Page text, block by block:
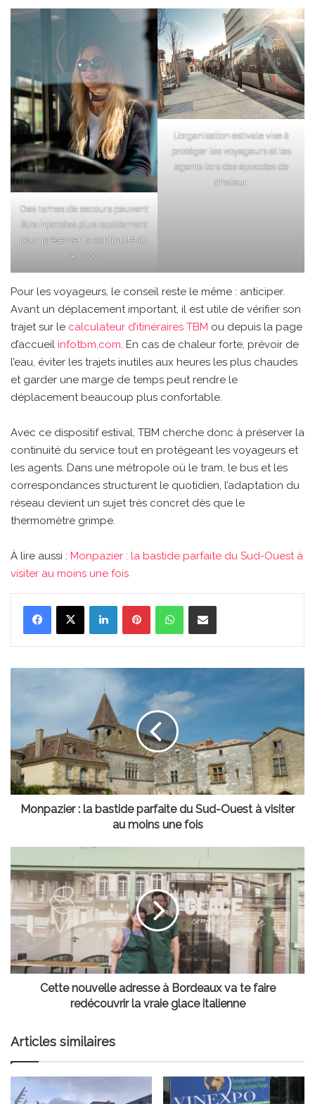
Des rames de secours peuvent
être injectées plus rapidement
pour préserver la continuité du
service.
L’organisation estivale vise à
protéger les voyageurs et les
agents lors des épisodes de
chaleur.
Pour les voyageurs, le conseil reste le même : anticiper.
Avant un déplacement important, il est utile de vérifier son
trajet sur le calculateur d’itinéraires TBM ou depuis la page
d’accueil infotbm.com. En cas de chaleur forte, prévoir de
l’eau, éviter les trajets inutiles aux heures les plus chaudes
et garder une marge de temps peut rendre le
déplacement beaucoup plus confortable.
Avec ce dispositif estival, TBM cherche donc à préserver la
continuité du service tout en protégeant les voyageurs et
les agents. Dans une métropole où le tram, le bus et les
correspondances structurent le quotidien, l’adaptation du
réseau devient un sujet très concret dès que le
thermomètre grimpe.
À lire aussi : Monpazier : la bastide parfaite du Sud-Ouest à
visiter au moins une fois
LinkedinPinterestWhatsAppPartager par email
parfaite
du
Sud-
Ouest
à
visiter
fois
Monpazier : la bastide parfaite du Sud-Ouest à visiter
au moins une fois
nouvelle
adresse
Bordeaux
va
faire
redécouvrir
Cette nouvelle adresse à Bordeaux va te faire
redécouvrir la vraie glace italienne
Articles similaires